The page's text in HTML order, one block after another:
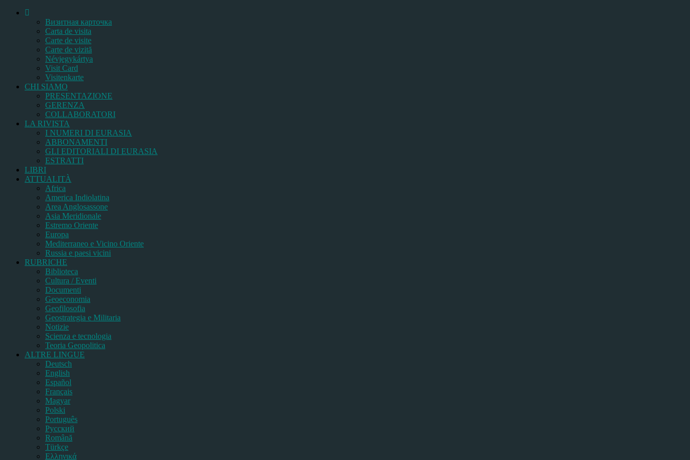
Bизитная карточка
Carta de visita
Carte de visite
Carte de vizită
Névjegykártya
Visit Card
Visitenkarte
CHI SIAMO
PRESENTAZIONE
GERENZA
COLLABORATORI
LA RIVISTA
I NUMERI DI EURASIA
ABBONAMENTI
GLI EDITORIALI DI EURASIA
ESTRATTI
LIBRI
ATTUALITÀ
Africa
America Indiolatina
Area Anglosassone
Asia Meridionale
Estremo Oriente
Europa
Mediterraneo e Vicino Oriente
Russia e paesi vicini
RUBRICHE
Biblioteca
Cultura / Eventi
Documenti
Geoeconomia
Geofilosofia
Geostrategia e Militaria
Notizie
Scienza e tecnologia
Teoria Geopolitica
ALTRE LINGUE
Deutsch
English
Español
Français
Magyar
Polski
Português
Pусский
Română
Türkçe
Ελληνικά